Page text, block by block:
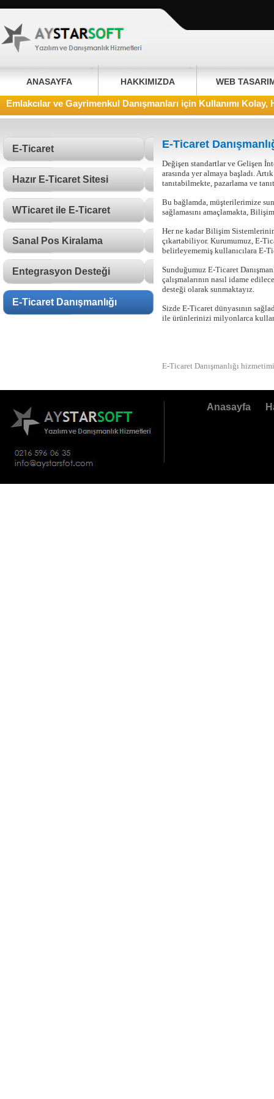
ANASAYFA HAKKIMIZDA WEB
Emlakcılar ve Gayrimenkul Danışmanları için Kullanımı Kolay,
E-Ticaret
Hazır E-Ticaret Sitesi
WTicaret ile E-Ticaret
Sanal Pos Kiralama
Entegrasyon Desteği
E-Ticaret Danışmanlığı
E-Ticaret
Değişen standartlar ve Gelişen
arasında yer almaya başladı.
tanıtabilmekte, pazarlama ve
Bu bağlamda, müşterilerimize
sağlamasını amaçlamakta,
Her ne kadar Bilişim
çıkartabiliyor. Kurumumuz, E-
belirleyememiş kullanıcılara E-
Sunduğumuz E-Ticaret
çalışmalarının nasıl idame
desteği olarak sunmaktayız.
Sizde E-Ticaret dünyasının
ile ürünlerinizi milyonlarca
E-Ticaret Danışmanlığı
Anasayfa